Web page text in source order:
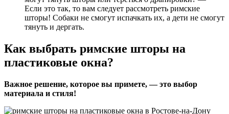
Если это так, то вам следует рассмотреть римские
шторы! Собаки не смогут испачкать их, а дети не смогут
тянуть и дергать.
Как выбрать римские шторы на
пластиковые окна?
Важное решение, которое вы примете, — это выбор
материала и стиля!